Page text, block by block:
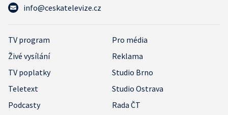
info@ceskatelevize.cz
TV program
Pro média
Živé vysílání
Reklama
TV poplatky
Studio Brno
Teletext
Studio Ostrava
Podcasty
Rada ČT